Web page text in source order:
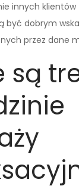
innych
być dobrym
przez dane
są